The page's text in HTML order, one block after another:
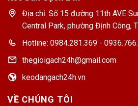
Địa chỉ: Số 15 đường 11th AVE
Central Park, phường Định Công,
Hotline: 0984.281.369 -
thegioigach24h@gmail.com
keodangach24h.vn
VỀ CHÚNG TÔI